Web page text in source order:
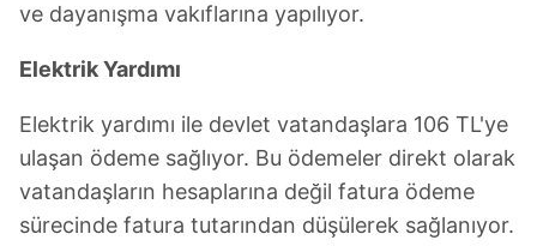
ve dayanışma vakıflarına yapılıyor.
Elektrik Yardımı
Elektrik yardımı ile devlet vatandaşlara 106 TL'ye
ulaşan ödeme sağlıyor. Bu ödemeler direkt olarak
vatandaşların hesaplarına değil fatura ödeme
sürecinde fatura tutarından düşülerek sağlanıyor.